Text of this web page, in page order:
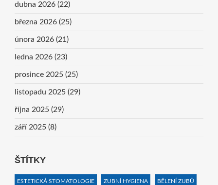
dubna 2026 (22)
března 2026 (25)
února 2026 (21)
ledna 2026 (23)
prosince 2025 (25)
listopadu 2025 (29)
října 2025 (29)
září 2025 (8)
ŠTÍTKY
ESTETICKÁ STOMATOLOGIE ZUBNÍ HYGIENA BĚLENÍ ZUBŮ